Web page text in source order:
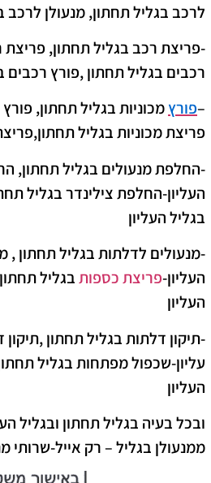
לרכב בגליל תחתון, מנעולן לרכב
-פריצת רכב בגליל תחתון, פריצת
רכבים בגליל תחתון ,פורץ רכבים
–פורץמכוניות בגליל תחתון, פורץ
פריצת מכוניות בגליל
-החלפת מנעולים בגליל תחתון,
העליון-החלפת צילינדר בגליל
בגליל העליון
-מנעולים לדלתות בגליל תחתון ,
העליון-פריצת כספותבגליל
העליון
-תיקון דלתות בגליל תחתון
עליון-שכפול מפתחות בגליל
העליון
ובכל בעיה בגליל תחתון ובגליל
ממנעולן בגליל – רק אייל-שרותי